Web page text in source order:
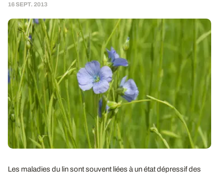
16 SEPT. 2013
Les maladies du lin sont souvent liées à un état dépressif des